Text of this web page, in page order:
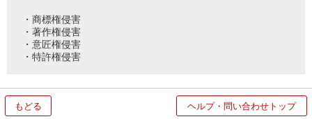
・商標権侵害
・著作権侵害
・意匠権侵害
・特許権侵害
もどる ヘルプ・問い合わせトップ